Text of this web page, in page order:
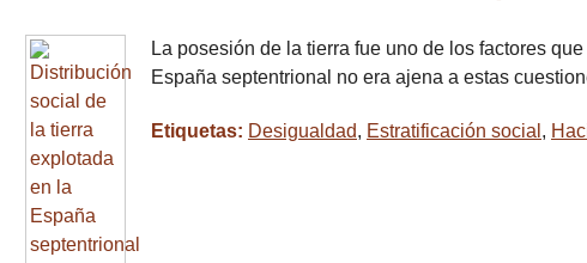
La posesión de la tierra fue uno de los factores
España septentrional no era ajena a estas
Etiquetas: Desigualdad, Estratificación social ,